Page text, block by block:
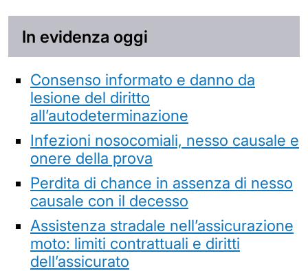
In evidenza oggi
Consenso informato e danno da
lesione del diritto
all’autodeterminazione
Infezioni nosocomiali, nesso causale e
onere della prova
Perdita di chance in assenza di nesso
causale con il decesso
Assistenza stradale nell’assicurazione
moto: limiti contrattuali e diritti
dell’assicurato